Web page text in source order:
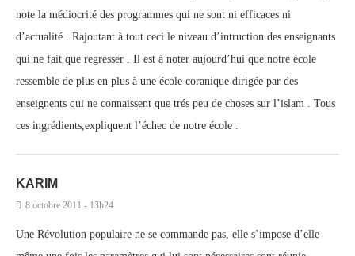
note la médiocrité des programmes qui ne sont ni efficaces ni
d’actualité . Rajoutant à tout ceci le niveau d’intruction des enseignants
qui ne fait que regresser . Il est à noter aujourd’hui que notre école
ressemble de plus en plus à une école coranique dirigée par des
enseignents qui ne connaissent que trés peu de choses sur l’islam . Tous
ces ingrédients,expliquent l’échec de notre école .
KARIM
8 octobre 2011 - 13h24
Une Révolution populaire ne se commande pas, elle s’impose d’elle-